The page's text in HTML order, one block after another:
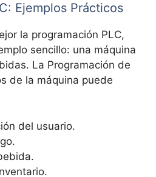
Ejemplos Prácticos
la programación PLC,
sencillo: una máquina
La Programación de
de la máquina puede
del usuario.